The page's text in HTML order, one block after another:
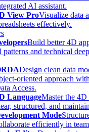
AI assistant.
View ProVisualize data
effectively.
Build better 4D
patterns and technical
Design clean data
oriented approach
Access.
LanguageMaster the
structured, and
Mode
efficiently in